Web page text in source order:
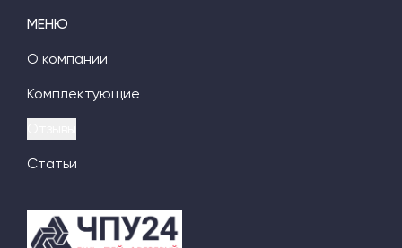
МЕНЮ
О компании
Комплектующие
Статьи